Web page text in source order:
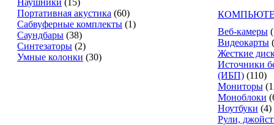
Наушники (15)
Портативная акустика (60)
Сабвуферные комплекты (1)
Саундбары (38)
Синтезаторы (2)
Умные колонки (30)
Веб-камеры
Видеокарты
Жесткие
Источники
(ИБП) (110)
Мониторы
Моноблоки
Ноутбуки (4)
Рули,